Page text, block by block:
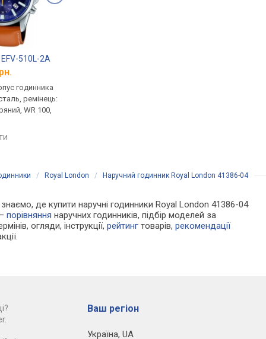
510L-2A
годинника
ремінець:
WR 100,
/ Royal London / Наручний годинник Royal London 41386-04
де купити наручні годинники Royal London 41386-04
—порівняння наручних годинників, підбір моделей за
огляди, інструкції,рейтинг товарів,рекомендації
Ваш регіон
Україна, UA